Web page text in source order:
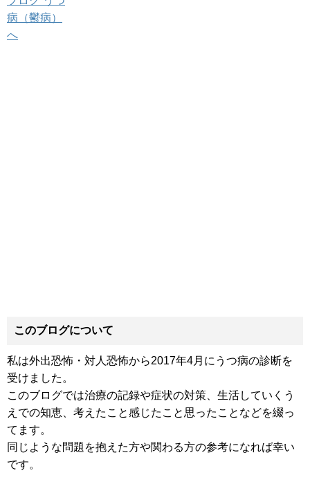
このブログについて
私は外出恐怖・対人恐怖から2017年4月にうつ病の診断を
受けました。
このブログでは治療の記録や症状の対策、生活していくう
えでの知恵、考えたこと感じたこと思ったことなどを綴っ
てます。
同じような問題を抱えた方や関わる方の参考になれば幸い
です。